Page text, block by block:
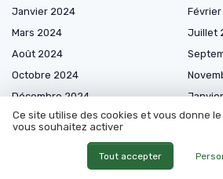
Janvier 2024
Mars 2024
Juillet
Août 2024
Octobre 2024
Décembre 2024
Février 2025
Mars
Juillet
Ce site utilise des cookies et vous donne
vous souhaitez activer
Tout accepter